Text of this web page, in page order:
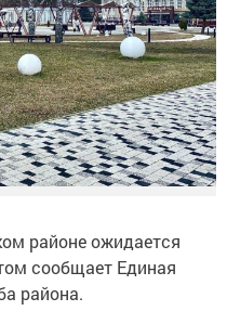
районе ожидается
сообщает Единая
района.